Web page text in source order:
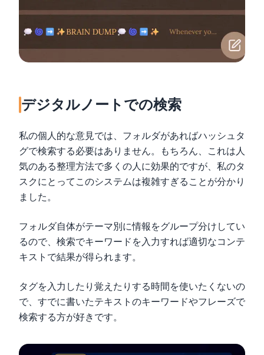
デジタルノートでの検索
私の個人的な意見では、フォルダがあればハッシュタ
グで検索する必要はありません。もちろん、これは人
気のある整理方法で多くの人に効果的ですが、私のタ
スクにとってこのシステムは複雑すぎることが分かり
ました。
フォルダ自体がテーマ別に情報をグループ分けしてい
るので、検索でキーワードを入力すれば適切なコンテ
キストで結果が得られます。
タグを入力したり覚えたりする時間を使いたくないの
で、すでに書いたテキストのキーワードやフレーズで
検索する方が好きです。